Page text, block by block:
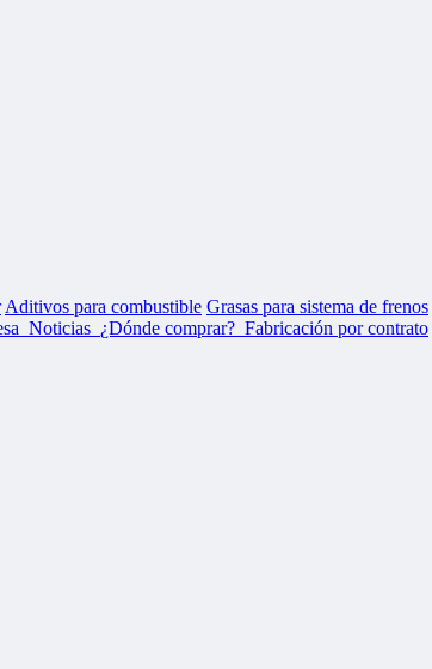
Aditivos para combustible Grasas para sistema de frenos
Noticias ¿Dónde comprar? Fabricación por contrato